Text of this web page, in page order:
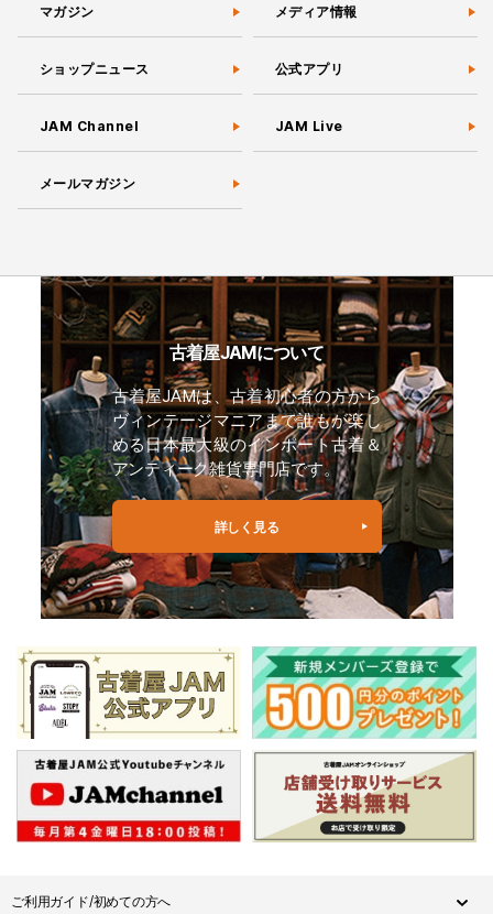
マガジン メディア情報
ショップニュース 公式アプリ
JAM Channel JAM Live
メールマガジン
古着屋JAMについて
古着屋JAMは、古着初心者の方から
ヴィンテージマニアまで誰もが楽し
める日本最大級のインポート古着＆
アンティーク雑貨専門店です。
詳しく見る
ご利用ガイド/初めての方へ